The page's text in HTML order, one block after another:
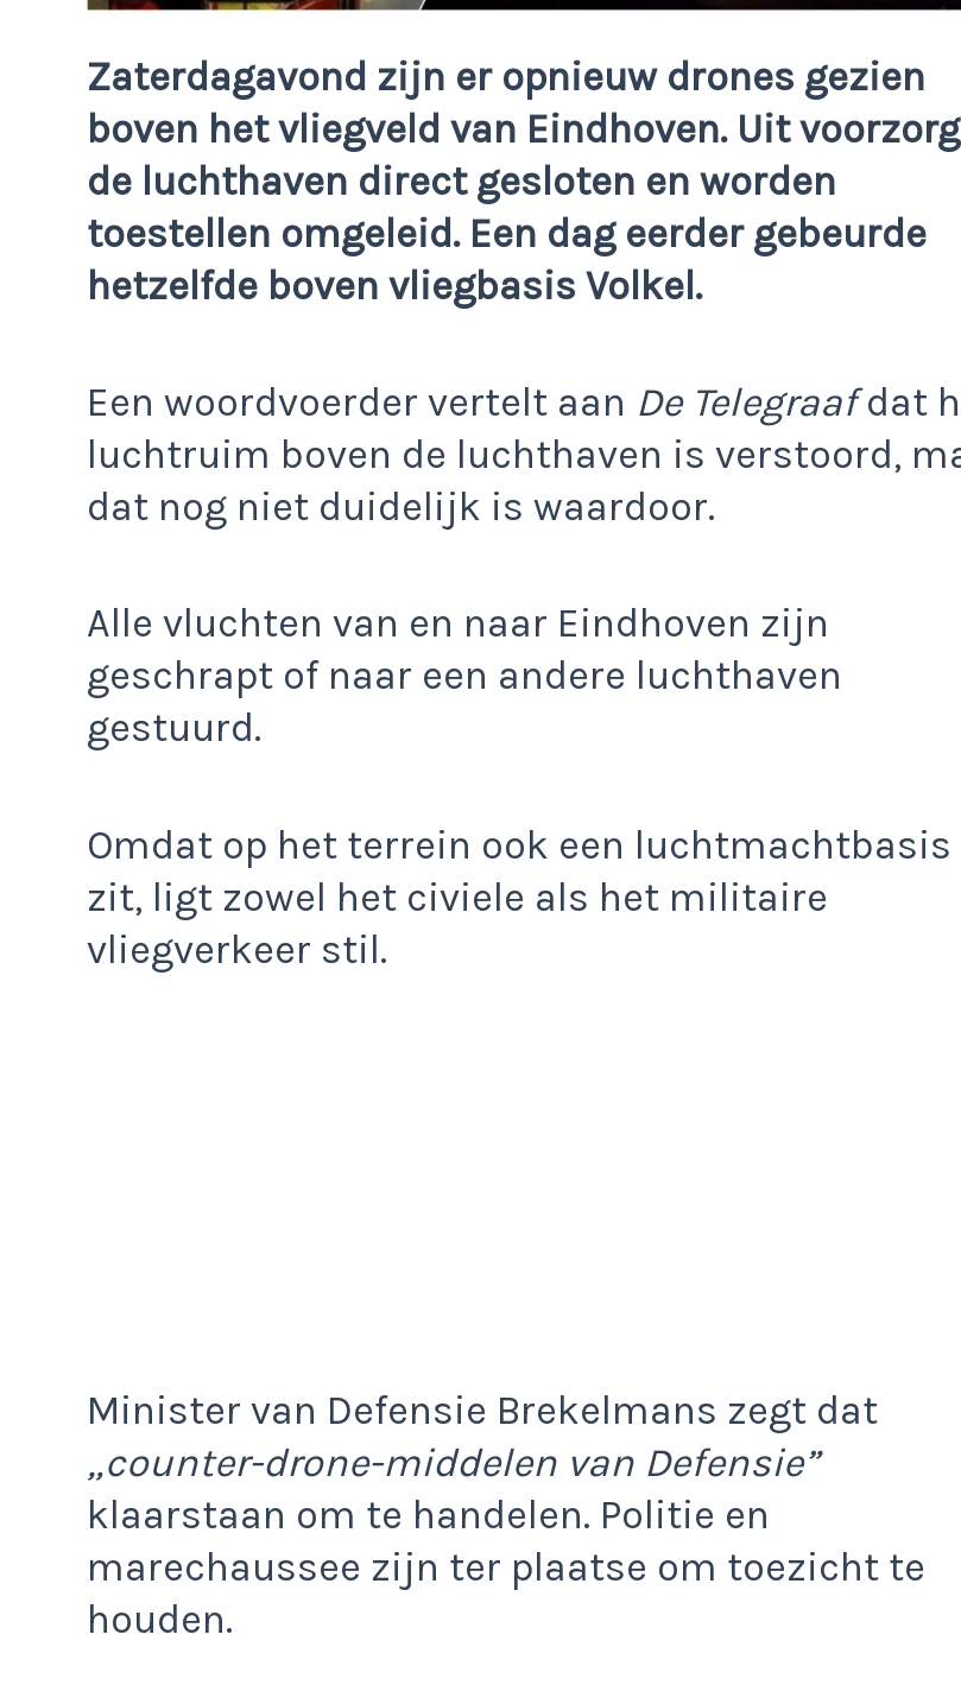
Zaterdagavond zijn er opnieuw drones gezien
boven het vliegveld van Eindhoven. Uit
de luchthaven direct gesloten en worden
toestellen omgeleid. Een dag eerder gebeurde
hetzelfde boven vliegbasis Volkel.
Een woordvoerder vertelt aan De Telegraafdat
luchtruim boven de luchthaven is verstoord,
dat nog niet duidelijk is waardoor.
Alle vluchten van en naar Eindhoven zijn
geschrapt of naar een andere luchthaven
gestuurd.
Omdat op het terrein ook een luchtmachtbasis
zit, ligt zowel het civiele als het militaire
vliegverkeer stil.
Minister van Defensie Brekelmans zegt dat
„counter-drone-middelen van Defensie”
klaarstaan om te handelen. Politie en
marechaussee zijn ter plaatse om toezicht te
houden.